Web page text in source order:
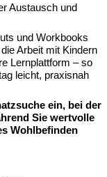
Austausch und
und Workbooks
Arbeit mit Kindern
Lernplattform – so
leicht, praxisnah
ein, bei der
Sie wertvolle
Wohlbefinden